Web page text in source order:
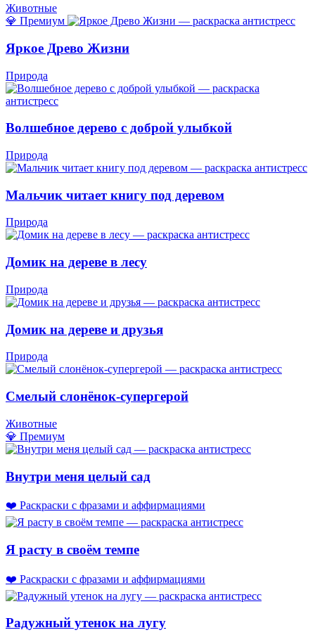
Животные
💎 Премиум
Яркое Древо Жизни
Природа
Волшебное дерево с доброй улыбкой
Природа
Мальчик читает книгу под деревом
Природа
Домик на дереве в лесу
Природа
Домик на дереве и друзья
Природа
Смелый слонёнок-супергерой
Животные
💎 Премиум
Внутри меня целый сад
❤️ Раскраски с фразами и аффирмациями
Я расту в своём темпе
❤️ Раскраски с фразами и аффирмациями
Радужный утенок на лугу